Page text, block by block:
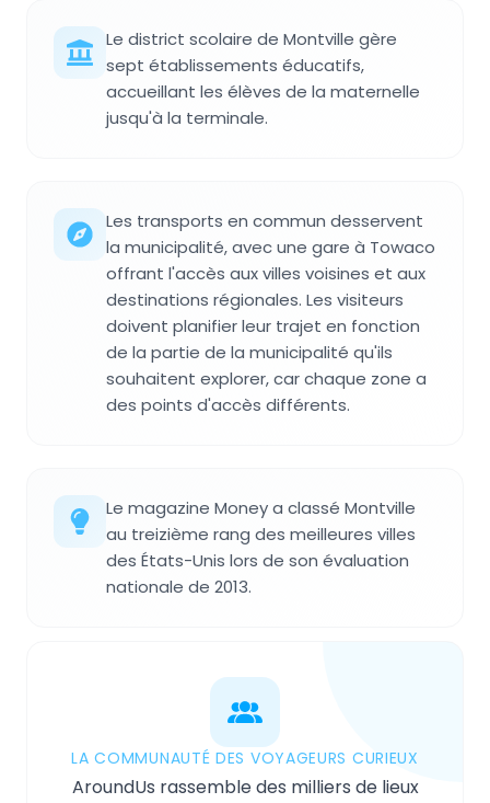
Le district scolaire de Montville gère
sept établissements éducatifs,
accueillant les élèves de la maternelle
jusqu'à la terminale.
Les transports en commun desservent
la municipalité, avec une gare à Towaco
offrant l'accès aux villes voisines et aux
destinations régionales. Les visiteurs
doivent planifier leur trajet en fonction
de la partie de la municipalité qu'ils
souhaitent explorer, car chaque zone a
des points d'accès différents.
Le magazine Money a classé Montville
au treizième rang des meilleures villes
des États-Unis lors de son évaluation
nationale de 2013.
LA COMMUNAUTÉ DES VOYAGEURS CURIEUX
AroundUs rassemble des milliers de lieux